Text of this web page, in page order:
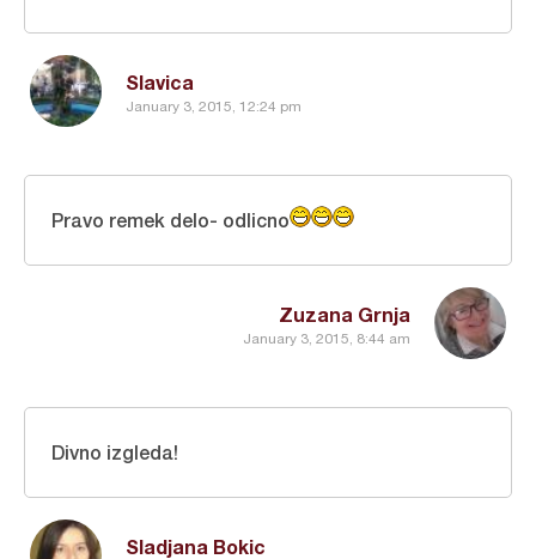
Slavica
January 3, 2015, 12:24 pm
Zuzana Grnja
January 3, 2015, 8:44 am
Pravo remek delo- odlicno
Sladjana Bokic
Divno izgleda!